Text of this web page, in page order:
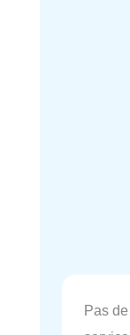
Pas